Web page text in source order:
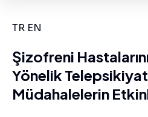
TR EN
Şizofreni
Yönelik
Müdahalelerin